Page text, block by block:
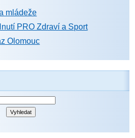
mládeže
PRO Zdraví a Sport
Olomouc